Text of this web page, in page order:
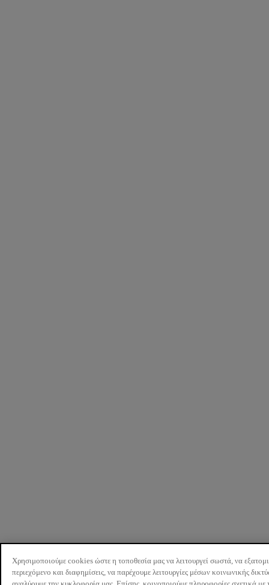
Χρησιμοποιούμε cookies ώστε η τοποθεσία μας να λειτουργεί σωστά, να
περιεχόμενο και διαφημίσεις, να παρέχουμε λειτουργίες μέσων κοινωνικής